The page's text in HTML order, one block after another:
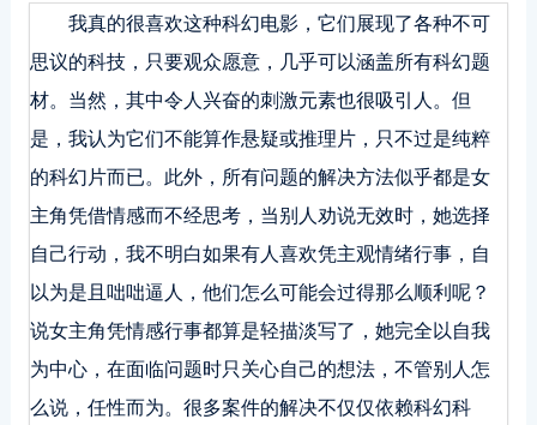
我真的很喜欢这种科幻电影，它们展现了各种不可
思议的科技，只要观众愿意，几乎可以涵盖所有科幻题
材。当然，其中令人兴奋的刺激元素也很吸引人。但
是，我认为它们不能算作悬疑或推理片，只不过是纯粹
的科幻片而已。此外，所有问题的解决方法似乎都是女
主角凭借情感而不经思考，当别人劝说无效时，她选择
自己行动，我不明白如果有人喜欢凭主观情绪行事，自
以为是且咄咄逼人，他们怎么可能会过得那么顺利呢？
说女主角凭情感行事都算是轻描淡写了，她完全以自我
为中心，在面临问题时只关心自己的想法，不管别人怎
么说，任性而为。很多案件的解决不仅仅依赖科幻科